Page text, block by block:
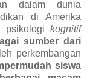
dalam dunia
di Amerika
psikologi kognitif
sumber dari
perkembangan
siswa